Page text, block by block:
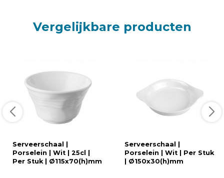
Vergelijkbare producten
Serveerschaal |
Porselein | Wit | 25cl |
Per Stuk | Ø115x70(h)mm
Serveerschaal |
Porselein | Wit | Per Stuk
| Ø150x30(h)mm